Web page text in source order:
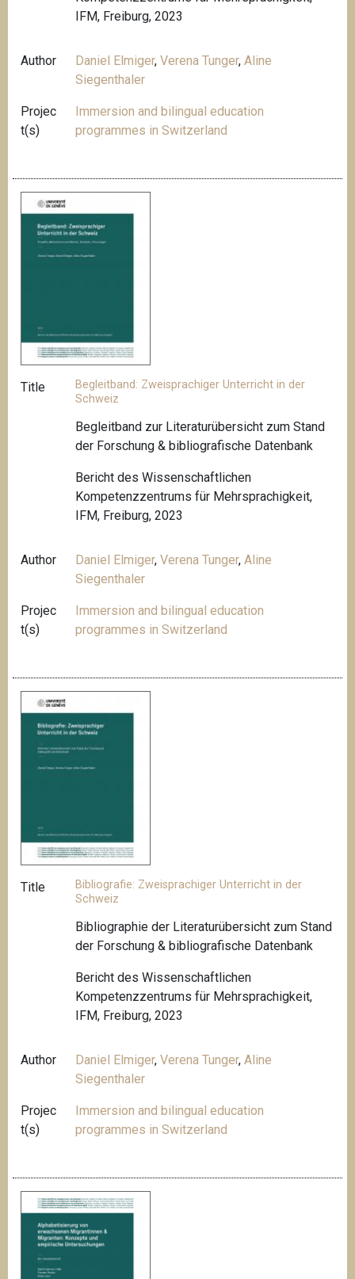
IFM, Freiburg, 2023
Author Daniel Elmiger,Verena Tunger,Aline
Siegenthaler
Projec
t(s)
Immersion and bilingual education
programmes in Switzerland
Title
Begleitband: Zweisprachiger Unterricht in der
Schweiz
Begleitband zur Literaturübersicht zum Stand
der Forschung & bibliografische Datenbank
Bericht des Wissenschaftlichen
Kompetenzzentrums für Mehrsprachigkeit,
IFM, Freiburg, 2023
Author Daniel Elmiger,Verena Tunger,Aline
Siegenthaler
Projec
t(s)
Immersion and bilingual education
programmes in Switzerland
Title
Bibliografie: Zweisprachiger Unterricht in der
Schweiz
Bibliographie der Literaturübersicht zum Stand
der Forschung & bibliografische Datenbank
Bericht des Wissenschaftlichen
Kompetenzzentrums für Mehrsprachigkeit,
IFM, Freiburg, 2023
Author Daniel Elmiger,Verena Tunger,Aline
Siegenthaler
Projec
t(s)
Immersion and bilingual education
programmes in Switzerland